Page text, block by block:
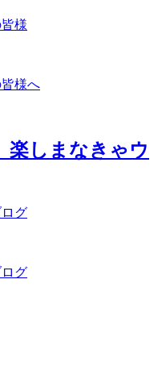
様
様へ
楽しまなきゃウ
グ
グ